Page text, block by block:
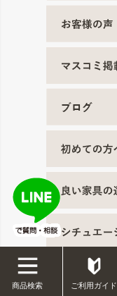
商品検索 ご利用ガイド